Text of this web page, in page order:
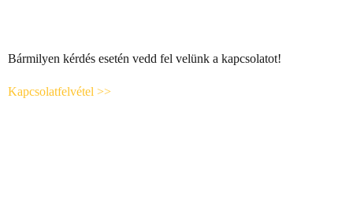
Bármilyen kérdés esetén vedd fel velünk a kapcsolatot!
Kapcsolatfelvétel >>